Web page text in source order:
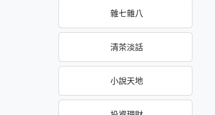
雜七雜八
清茶淡話
小說天地